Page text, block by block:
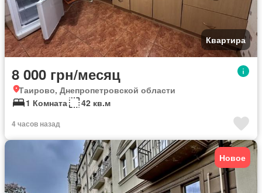
Квартира
8 000 грн/месяц
Таирово, Днепропетровской области
1 Комната
42 кв.м
4 часов назад
Новое